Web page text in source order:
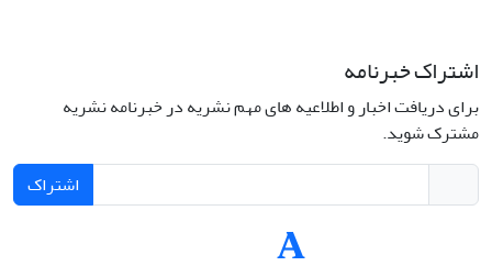
اشتراک خبرنامه
برای دریافت اخبار و اطلاعیه های مهم نشریه در خبرنامه نشریه
مشترک شوید.
اشتراک